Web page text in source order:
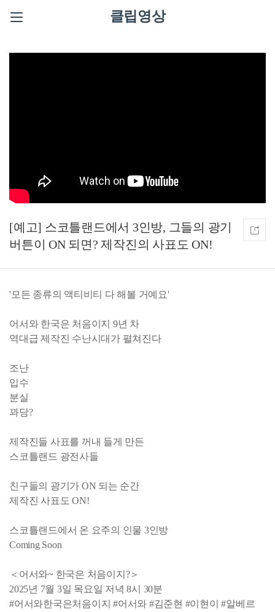
클립영상
[예고] 스코틀랜드에서 3인방, 그들의 광기
버튼이 ON 되면? 제작진의 사표도 ON!
'모든 종류의 액티비티 다 해볼 거예요'
어서와 한국은 처음이지 9년 차
역대급 제작진 수난시대가 펼쳐진다
조난
입수
분실
꽈당?
제작진들 사표를 꺼내 들게 만든
스코틀랜드 광전사들
친구들의 광기가 ON 되는 순간
제작진 사표도 ON!
스코틀랜드에서 온 요주의 인물 3인방
Coming Soon
＜어서와~ 한국은 처음이지?＞
2025년 7월 3일 목요일 저녁 8시 30분
#어서와한국은처음이지 #어서와 #김준현 #이현이 #알베르